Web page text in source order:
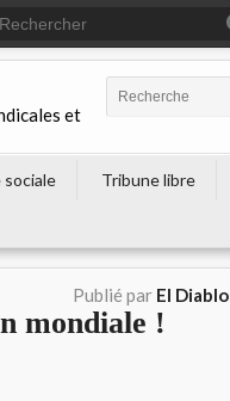
et
Tribune libre
Publié par El Diablo
mondiale !